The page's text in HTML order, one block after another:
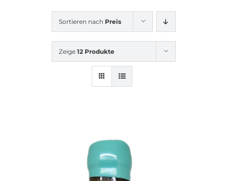
Sortieren nach Preis
Zeige 12 Produkte